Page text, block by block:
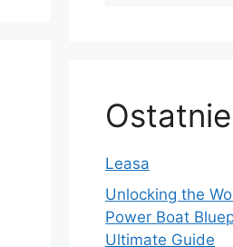
Leasa
Unlocking the
Power Boat
Ultimate Guide